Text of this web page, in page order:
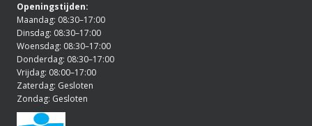
Openingstijden:
Maandag: 08:30–17:00
Dinsdag: 08:30–17:00
Woensdag: 08:30–17:00
Donderdag: 08:30–17:00
Vrijdag: 08:00–17:00
Zaterdag: Gesloten
Zondag: Gesloten